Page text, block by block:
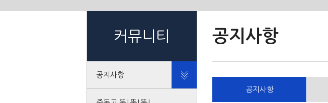
커뮤니티
공지사항
공지사항
공지사항